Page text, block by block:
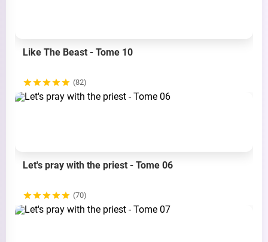
Like The Beast - Tome 10
(82)
Let's pray with the priest - Tome 06
(70)